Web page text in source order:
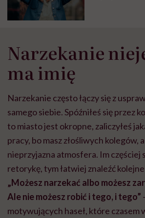
Narzekanie
ma imię
Narzekanie często łączy się z
samego siebie. Spóźniłeś się przez
to miasto jest okropne, zaliczyłeś
pracy, bo masz złośliwych kolegów,
nieprzyjazna atmosfera. Im częściej
retorykę, tym łatwiej znaleźć
„Możesz narzekać albo możesz
Ale nie możesz robić i tego, i tego”
motywujących haseł, które czasem